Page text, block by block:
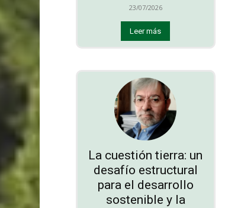
23/07/2026
Leer más
La cuestión tierra: un
desafío estructural
para el desarrollo
sostenible y la